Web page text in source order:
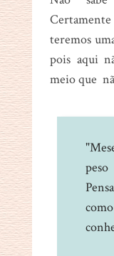
teremos
pois aqui
meio que